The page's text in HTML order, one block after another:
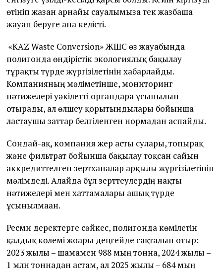
өтініп жазған арнайы сауалымызға тек жазбаша
жауап беруге ғана келісті.
«KAZ Waste Conversion» ЖШС өз жауабында
полигонда өндірістік экологиялық бақылау
тұрақты түрде жүргізілетінін хабарлайды.
Компанияның мәліметінше, мониторинг
нәтижелері уәкілетті органдарға ұсынылып
отырады, ал өлшеу қорытындылары бойынша
ластаушы заттар белгіленген нормадан аспайды.
Сондай-ақ, компания жер асты сулары, топырақ
және фильтрат бойынша бақылау тоқсан сайын
аккредиттелген зертханалар арқылы жүргізілетінін
мәлімдеді. Алайда бұл зерттеулердің нақты
нәтижелері мен хаттамалары ашық түрде
ұсынылмаған.
Ресми деректерге сәйкес, полигонда көмілетін
қалдық көлемі жоғары деңгейде сақталып отыр:
2023 жылы – шамамен 988 мың тонна, 2024 жылы –
1 млн тоннадан астам, ал 2025 жылы – 684 мың